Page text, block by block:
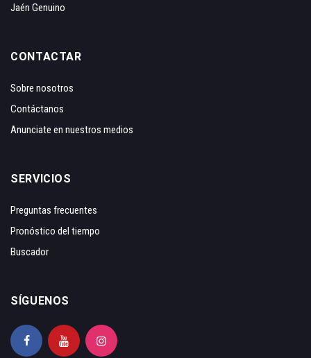
Jaén Genuino
CONTACTAR
Sobre nosotros
Contáctanos
Anunciate en nuestros medios
SERVICIOS
Preguntas frecuentes
Pronóstico del tiempo
Buscador
SÍGUENOS